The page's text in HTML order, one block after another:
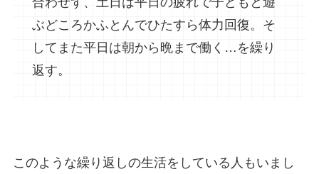
ぶどころかふとんでひたすら体力回復。そ
してまた平日は朝から晩まで働く…を繰り
返す。
このような繰り返しの生活をしている人もいまし